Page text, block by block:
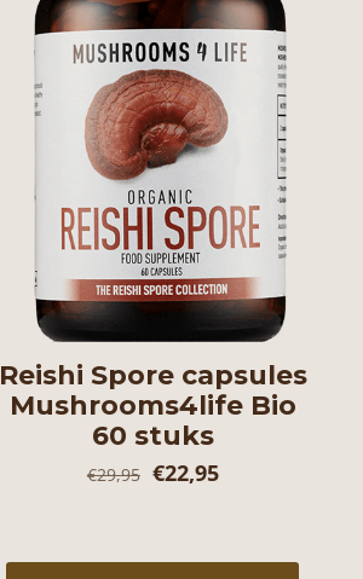
Reishi Spore capsules
Mushrooms4life Bio
60 stuks
€29,95 Oorspronkelijke
€22,95Huidige